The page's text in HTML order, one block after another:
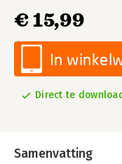
€ 15,99
In
Direct te
Samenvatting